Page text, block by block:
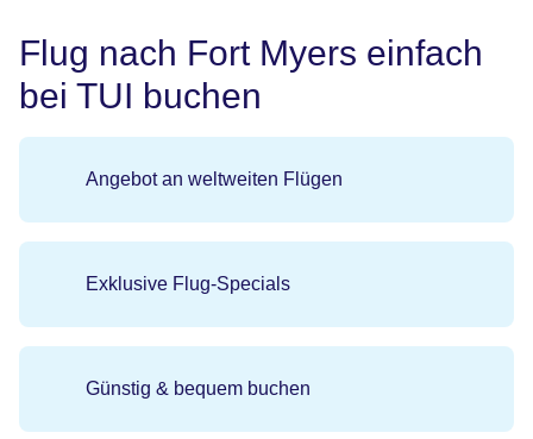
Flug nach Fort Myers einfach
bei TUI buchen
Angebot an weltweiten Flügen
Exklusive Flug-Specials
Günstig & bequem buchen